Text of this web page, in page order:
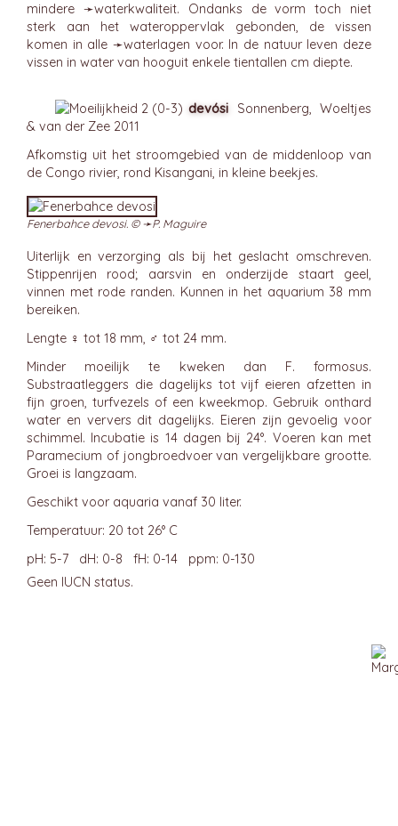
mindere ➛waterkwaliteit. Ondanks de vorm toch niet
sterk aan het wateroppervlak gebonden, de vissen
komen in alle ➛waterlagen voor. In de natuur leven deze
vissen in water van hooguit enkele tientallen cm diepte.
devósi Sonnenberg, Woeltjes
& van der Zee 2011
Afkomstig uit het stroomgebied van de middenloop van
de Congo rivier, rond Kisangani, in kleine beekjes.
Fenerbahce devosi. © ➛P. Maguire
Uiterlijk en verzorging als bij het geslacht omschreven.
Stippenrijen rood; aarsvin en onderzijde staart geel,
vinnen met rode randen. Kunnen in het aquarium 38 mm
bereiken.
Lengte ♀ tot 18 mm, ♂ tot 24 mm.
Minder moeilijk te kweken dan F. formosus.
Substraatleggers die dagelijks tot vijf eieren afzetten in
fijn groen, turfvezels of een kweekmop. Gebruik onthard
water en ververs dit dagelijks. Eieren zijn gevoelig voor
schimmel. Incubatie is 14 dagen bij 24°. Voeren kan met
Paramecium of jongbroedvoer van vergelijkbare grootte.
Groei is langzaam.
Geschikt voor aquaria vanaf 30 liter.
Temperatuur: 20 tot 26° C
pH: 5-7 dH: 0-8 fH: 0-14 ppm: 0-130
Geen IUCN status.